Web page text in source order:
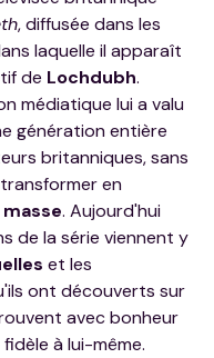
, diffusée dans les
laquelle il apparaît
de Lochdubh.
médiatique lui a valu
génération entière
britanniques, sans
en
. Aujourd'hui
de la série viennent y
et les
ont découverts sur
avec bonheur
à lui-même.